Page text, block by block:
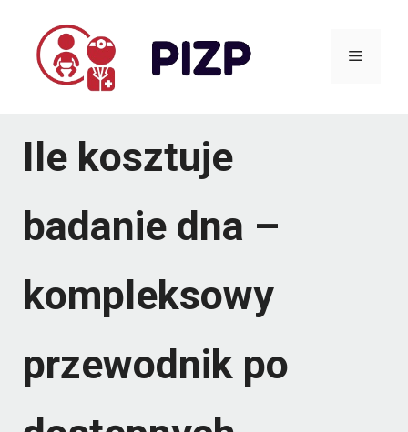
Menu
Ile kosztuje
badanie dna –
kompleksowy
przewodnik po